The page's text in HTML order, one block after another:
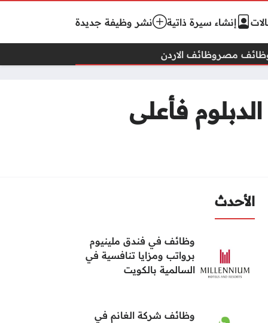
إنشاء سيرة ذاتية نشر وظيفة جديدة
مصروظائف الاردن
فأعلى
الأحدث
وظائف في فندق ملينيوم
برواتب ومزايا تنافسية في
السالمية بالكويت
وظائف شركة الغانم في